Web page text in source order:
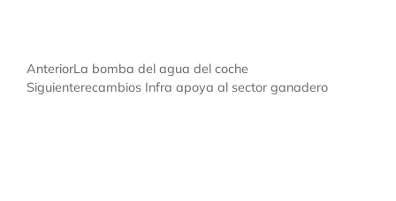
AnteriorLa bomba del agua del coche
Siguienterecambios Infra apoya al sector ganadero